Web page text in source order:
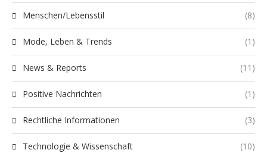
Menschen/Lebensstil (8)
Mode, Leben & Trends (1)
News & Reports (11)
Positive Nachrichten (1)
Rechtliche Informationen (3)
Technologie & Wissenschaft (10)